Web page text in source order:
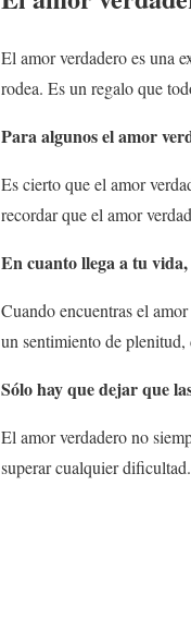
El amor verdadero es una
rodea. Es un regalo que
Para algunos el amor
Es cierto que el amor
recordar que el amor
En cuanto llega a tu
Cuando encuentras el
un sentimiento de
Sólo hay que dejar que
El amor verdadero no
superar cualquier dificultad.